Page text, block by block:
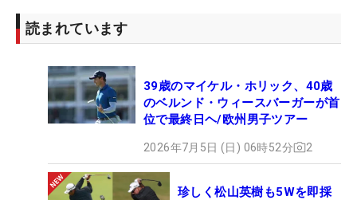
読まれています
39歳のマイケル・ホリック、40歳
のベルンド・ウィースバーガーが首
位で最終日ヘ/欧州男子ツアー
2026年7月5日 (日) 06時52分 2
珍しく松山英樹も5Wを即採